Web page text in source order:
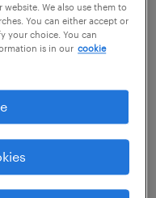
i
rynku
Redy i
We also use them to
You can either accept or
your choice. You can
is in our cookie